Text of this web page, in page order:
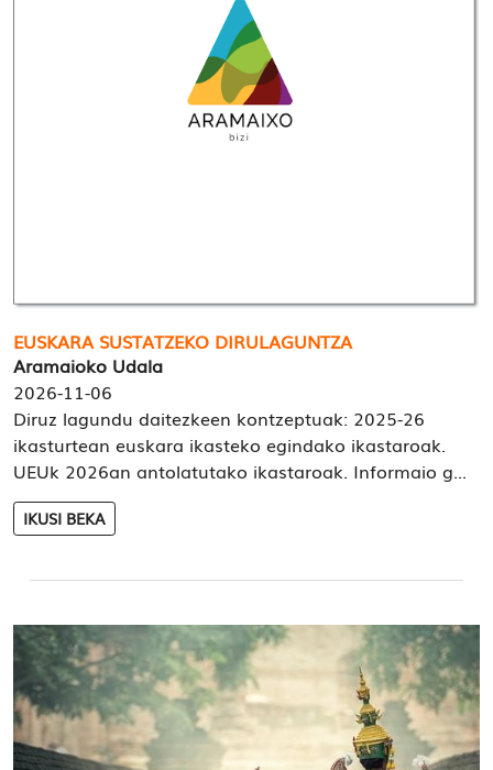
EUSKARA SUSTATZEKO DIRULAGUNTZA
Aramaioko Udala
2026-11-06
Diruz lagundu daitezkeen kontzeptuak: 2025-26
ikasturtean euskara ikasteko egindako ikastaroak.
UEUk 2026an antolatutako ikastaroak. Informaio g...
IKUSI BEKA